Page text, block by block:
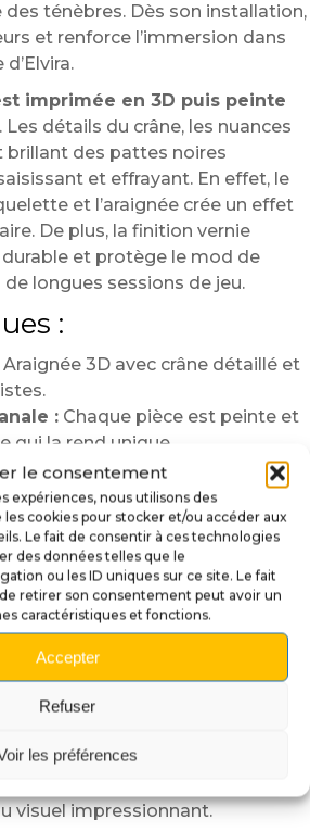
le consentement
expériences, nous utilisons des
cookies pour stocker et/ou accéder aux
Le fait de consentir à ces technologies
des données telles que le
ou les ID uniques sur ce site. Le fait
retirer son consentement peut avoir un
caractéristiques et fonctions.
Accepter
Refuser
les préférences
ténèbres. Dès son installation,
et renforce l’immersion dans
imprimée en 3D puis peinte
. Les détails du crâne, les nuances
brillant des pattes noires
et effrayant. En effet, le
et l’araignée crée un effet
De plus, la finition vernie
durable et protège le mod de
de longues sessions de jeu.
:
Araignée 3D avec crâne détaillé et
: Chaque pièce est peinte et
qui la rend unique.
:Accentue l’ambiance
des flippers Elvira.
:Conçu pour durer et
pourElvira and the Party
Stiffet Elvira’s House of Horrors.
:
idéal sur le plateau ou la
choisie).
visuel impressionnant.